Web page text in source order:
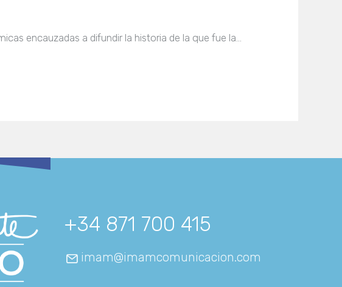
encauzadas a difundir la historia de la que fue la…
+34 871 700 415
imam@imamcomunicacion.com